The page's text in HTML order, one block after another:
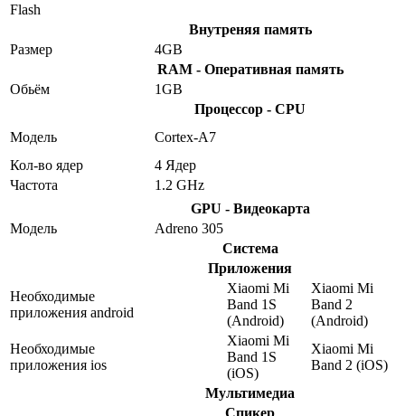
Flash
Внутреняя память
Размер
4GB
RAM - Оперативная память
Обьём
1GB
Процессор - CPU
Модель
Cortex-A7
Кол-во ядер
4 Ядер
Частота
1.2 GHz
GPU - Видеокарта
Модель
Adreno 305
Система
Приложения
Необходимые
приложения android
Xiaomi Mi
Band 1S
(Android)
Xiaomi Mi
Band 2
(Android)
Необходимые
приложения ios
Xiaomi Mi
Band 1S
(iOS)
Xiaomi Mi
Band 2 (iOS)
Мультимедиа